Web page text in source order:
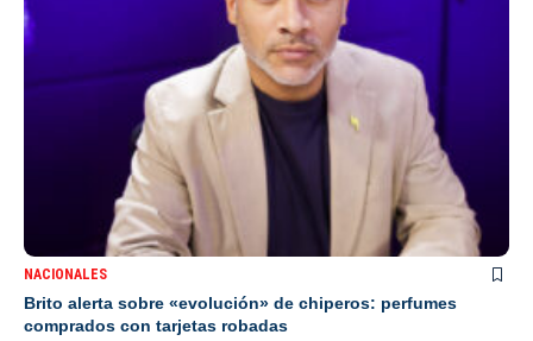
NACIONALES
Brito alerta sobre «evolución» de chiperos: perfumes
comprados con tarjetas robadas